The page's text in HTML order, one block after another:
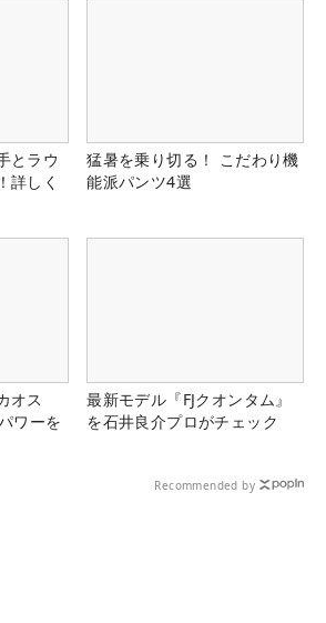
とラウ
詳しく
猛暑を乗り切る！ こだわり機
能派パンツ4選
オス
ワーを
最新モデル『FJクオンタム』
を石井良介プロがチェック
Recommended by